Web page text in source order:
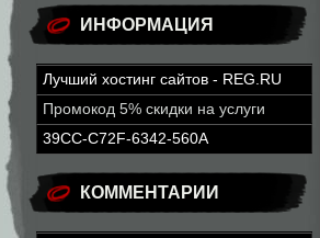
ИНФОРМАЦИЯ
Лучший хостинг сайтов - REG.RU
Промокод 5% скидки на услуги
39CC-C72F-6342-560A
КОММЕНТАРИИ